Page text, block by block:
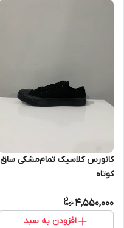
کانورس کلاسیک تمام‌مشکی ساق
کوتاه
4,550,000
افزودن به سبد